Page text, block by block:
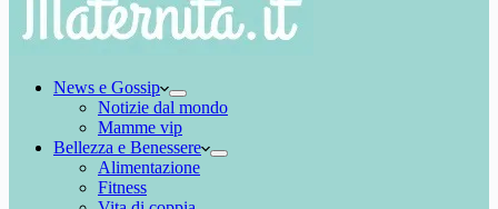
News e Gossip
Notizie dal mondo
Mamme vip
Bellezza e Benessere
Alimentazione
Fitness